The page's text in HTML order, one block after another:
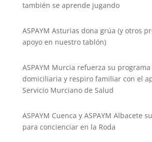
también se aprende jugando
ASPAYM Asturias dona grúa (y otros
apoyo en nuestro tablón)
ASPAYM Murcia refuerza su
domiciliaria y respiro familiar con el
Servicio Murciano de Salud
ASPAYM Cuenca y ASPAYM Albacete
para concienciar en la Roda